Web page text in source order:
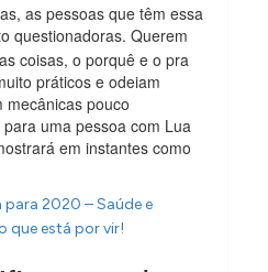
as pessoas que têm essa
questionadoras. Querem
coisas, o porquê e o pra
práticos e odeiam
mecânicas pouco
uma pessoa com Lua
em instantes como
para 2020 – Saúde e
que está por vir!